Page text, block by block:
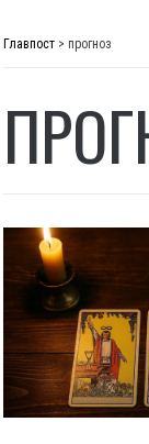
Главпост > прогноз